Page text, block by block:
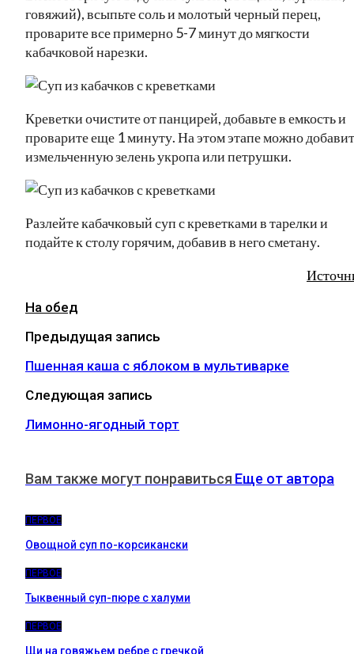
говяжий), всыпьте соль и молотый черный перец,
проварите все примерно 5-7 минут до мягкости
кабачковой нарезки.
Креветки очистите от панцирей, добавьте в емкость и
проварите еще 1 минуту. На этом этапе можно
измельченную зелень укропа или петрушки.
Разлейте кабачковый суп с креветками в тарелки и
подайте к столу горячим, добавив в него сметану.
На обед
Предыдущая запись
Пшенная каша с яблоком в мультиварке
Следующая запись
Лимонно-ягодный торт
Вам также могут понравиться Еще от автора
ПЕРВОЕ
Овощной суп по-корсикански
ПЕРВОЕ
Тыквенный суп-пюре с халуми
ПЕРВОЕ
Щи на говяжьем ребре с гречкой